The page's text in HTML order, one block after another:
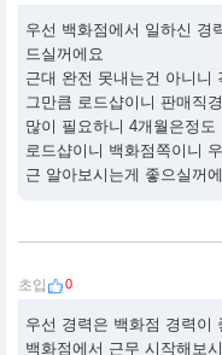
우선 백화점에서 일하신 경
드실꺼에요
근대 완전 못내는건 아니니
그만큼 로드샵이니 판매직
많이 필요하니 4개월은정
로드샵이니 백화점쪽이니
근 알아보시는게 좋으실꺼
초입 0
우선 경력은 백화점 경력이
백화점에서 근무 시작해보